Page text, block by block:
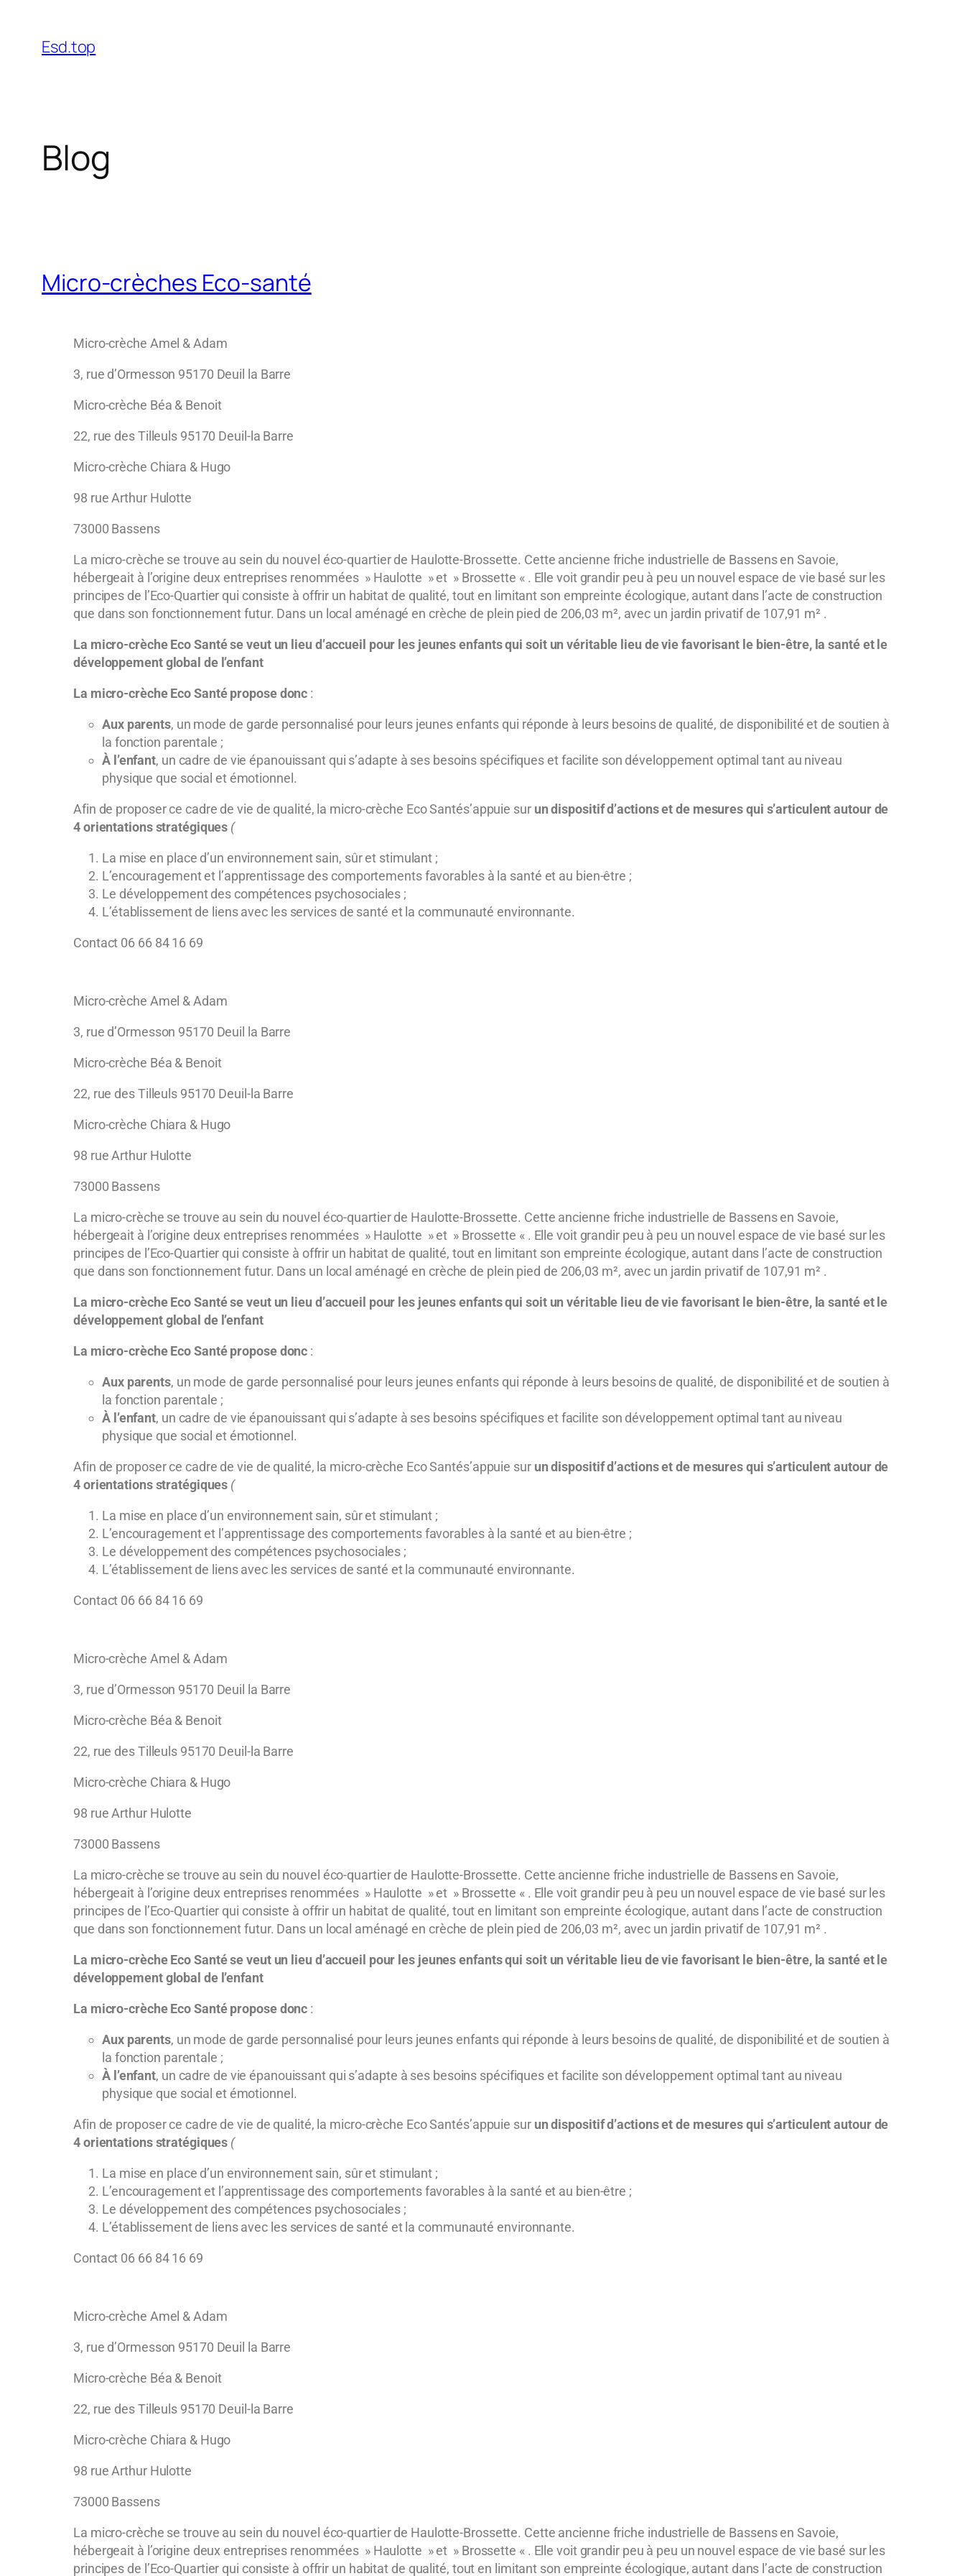
Esd.top
Blog
Micro-crèches Eco-santé
Micro-crèche Amel & Adam
3, rue d’Ormesson 95170 Deuil la Barre
Micro-crèche Béa & Benoit
22, rue des Tilleuls 95170 Deuil-la Barre
Micro-crèche Chiara & Hugo
98 rue Arthur Hulotte
73000 Bassens
La micro-crèche se trouve au sein du nouvel éco-quartier de Haulotte-Brossette. Cette ancienne friche industrielle de Bassens en Savoie,
hébergeait à l’origine deux entreprises renommées » Haulotte » et » Brossette « . Elle voit grandir peu à peu un nouvel espace de vie basé sur les
principes de l’Eco-Quartier qui consiste à offrir un habitat de qualité, tout en limitant son empreinte écologique, autant dans l’acte de construction
que dans son fonctionnement futur. Dans un local aménagé en crèche de plein pied de 206,03 m², avec un jardin privatif de 107,91 m² .
La micro-crèche Eco Santé se veut un lieu d’accueil pour les jeunes enfants qui soit un véritable lieu de vie favorisant le bien-être, la santé et le
développement global de l’enfant
La micro-crèche Eco Santé propose donc :
Aux parents, un mode de garde personnalisé pour leurs jeunes enfants qui réponde à leurs besoins de qualité, de disponibilité et de soutien à
la fonction parentale ;
À l’enfant, un cadre de vie épanouissant qui s’adapte à ses besoins spécifiques et facilite son développement optimal tant au niveau
physique que social et émotionnel.
Afin de proposer ce cadre de vie de qualité, la micro-crèche Eco Santés’appuie surun dispositif d’actions et de mesures qui s’articulent autour de
4 orientations stratégiques (
La mise en place d’un environnement sain, sûr et stimulant ;
L’encouragement et l’apprentissage des comportements favorables à la santé et au bien-être ;
Le développement des compétences psychosociales ;
L’établissement de liens avec les services de santé et la communauté environnante.
Contact 06 66 84 16 69
Micro-crèche Amel & Adam
3, rue d’Ormesson 95170 Deuil la Barre
Micro-crèche Béa & Benoit
22, rue des Tilleuls 95170 Deuil-la Barre
Micro-crèche Chiara & Hugo
98 rue Arthur Hulotte
73000 Bassens
La micro-crèche se trouve au sein du nouvel éco-quartier de Haulotte-Brossette. Cette ancienne friche industrielle de Bassens en Savoie,
hébergeait à l’origine deux entreprises renommées » Haulotte » et » Brossette « . Elle voit grandir peu à peu un nouvel espace de vie basé sur les
principes de l’Eco-Quartier qui consiste à offrir un habitat de qualité, tout en limitant son empreinte écologique, autant dans l’acte de construction
que dans son fonctionnement futur. Dans un local aménagé en crèche de plein pied de 206,03 m², avec un jardin privatif de 107,91 m² .
La micro-crèche Eco Santé se veut un lieu d’accueil pour les jeunes enfants qui soit un véritable lieu de vie favorisant le bien-être, la santé et le
développement global de l’enfant
La micro-crèche Eco Santé propose donc :
Aux parents, un mode de garde personnalisé pour leurs jeunes enfants qui réponde à leurs besoins de qualité, de disponibilité et de soutien à
la fonction parentale ;
À l’enfant, un cadre de vie épanouissant qui s’adapte à ses besoins spécifiques et facilite son développement optimal tant au niveau
physique que social et émotionnel.
Afin de proposer ce cadre de vie de qualité, la micro-crèche Eco Santés’appuie surun dispositif d’actions et de mesures qui s’articulent autour de
4 orientations stratégiques (
La mise en place d’un environnement sain, sûr et stimulant ;
L’encouragement et l’apprentissage des comportements favorables à la santé et au bien-être ;
Le développement des compétences psychosociales ;
L’établissement de liens avec les services de santé et la communauté environnante.
Contact 06 66 84 16 69
Micro-crèche Amel & Adam
3, rue d’Ormesson 95170 Deuil la Barre
Micro-crèche Béa & Benoit
22, rue des Tilleuls 95170 Deuil-la Barre
Micro-crèche Chiara & Hugo
98 rue Arthur Hulotte
73000 Bassens
La micro-crèche se trouve au sein du nouvel éco-quartier de Haulotte-Brossette. Cette ancienne friche industrielle de Bassens en Savoie,
hébergeait à l’origine deux entreprises renommées » Haulotte » et » Brossette « . Elle voit grandir peu à peu un nouvel espace de vie basé sur les
principes de l’Eco-Quartier qui consiste à offrir un habitat de qualité, tout en limitant son empreinte écologique, autant dans l’acte de construction
que dans son fonctionnement futur. Dans un local aménagé en crèche de plein pied de 206,03 m², avec un jardin privatif de 107,91 m² .
La micro-crèche Eco Santé se veut un lieu d’accueil pour les jeunes enfants qui soit un véritable lieu de vie favorisant le bien-être, la santé et le
développement global de l’enfant
La micro-crèche Eco Santé propose donc :
Aux parents, un mode de garde personnalisé pour leurs jeunes enfants qui réponde à leurs besoins de qualité, de disponibilité et de soutien à
la fonction parentale ;
À l’enfant, un cadre de vie épanouissant qui s’adapte à ses besoins spécifiques et facilite son développement optimal tant au niveau
physique que social et émotionnel.
Afin de proposer ce cadre de vie de qualité, la micro-crèche Eco Santés’appuie surun dispositif d’actions et de mesures qui s’articulent autour de
4 orientations stratégiques (
La mise en place d’un environnement sain, sûr et stimulant ;
L’encouragement et l’apprentissage des comportements favorables à la santé et au bien-être ;
Le développement des compétences psychosociales ;
L’établissement de liens avec les services de santé et la communauté environnante.
Contact 06 66 84 16 69
Micro-crèche Amel & Adam
3, rue d’Ormesson 95170 Deuil la Barre
Micro-crèche Béa & Benoit
22, rue des Tilleuls 95170 Deuil-la Barre
Micro-crèche Chiara & Hugo
98 rue Arthur Hulotte
73000 Bassens
La micro-crèche se trouve au sein du nouvel éco-quartier de Haulotte-Brossette. Cette ancienne friche industrielle de Bassens en Savoie,
hébergeait à l’origine deux entreprises renommées » Haulotte » et » Brossette « . Elle voit grandir peu à peu un nouvel espace de vie basé sur les
principes de l’Eco-Quartier qui consiste à offrir un habitat de qualité, tout en limitant son empreinte écologique, autant dans l’acte de construction